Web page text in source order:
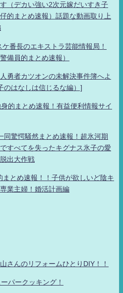
（デカい強い2次元嫁だいすき子
的まとめ速報）話題な動画取り上
番長のエキストラ芸能情報局！
備員的まとめ速報）
勇者カツオンの未解決事件簿へよ
のはなしは信じるな編）]
まとめ速報！有益便利情報サイ
同驚愕騒然まとめ速報！超氷河期
すべてを失ったキグナス氷子の愛
出大作戦
まとめ速報！！子供が欲しいど陰キ
業主婦！婚活計画編
さんのリフォームひとりDIY！！
パークッキング！